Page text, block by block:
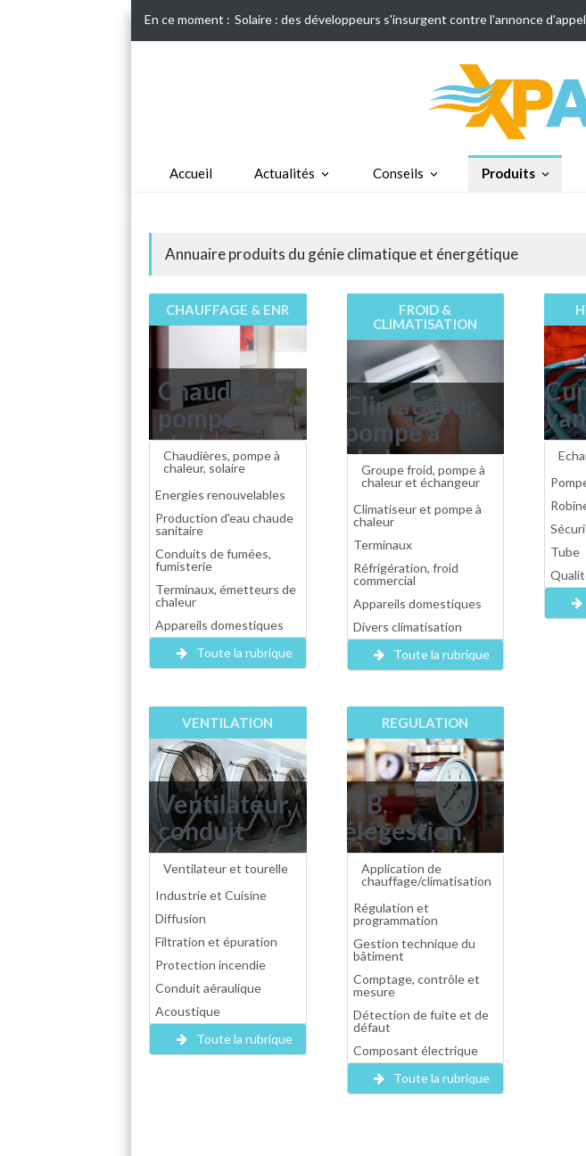
En ce moment : Solaire : des développeurs s'insurgent contre l'annonce
Accueil Actualités Conseils Produits
Annuaire produits du génie climatique et énergétique
CHAUFFAGE & ENR
Chaudière,
pompe à
chaleur,
panneau
solaire, eau
chaude
sanitaire,
cheminée...
Chaudières, pompe à
chaleur, solaire
Energies renouvelables
Production d'eau chaude
sanitaire
Conduits de fumées,
fumisterie
Terminaux, émetteurs de
chaleur
Appareils domestiques
Toute la rubrique
FROID &
CLIMATISATION
Climatiseur,
pompe à
chaleur,
groupe froid,
chiller,
rooftop,
appareils
domestiques...
Groupe froid, pompe à
chaleur et échangeur
Climatiseur et pompe à
chaleur
Terminaux
Réfrigération, froid
commercial
Appareils domestiques
Divers climatisation
Toute la rubrique
Tube
VENTILATION
Ventilateur,
conduit
aéraulique,
gaine,
filtration
d'air,
aspiration,
diffusion...
Ventilateur et tourelle
Industrie et Cuisine
Diffusion
Filtration et épuration
Protection incendie
Conduit aéraulique
Acoustique
Toute la rubrique
REGULATION
GTB,
télégestion,
thermostat,
domotique,
programmateur,
compteur...
Application de
chauffage/climatisation
Régulation et
programmation
Gestion technique du
bâtiment
Comptage, contrôle et
mesure
Détection de fuite et de
défaut
Composant électrique
Toute la rubrique